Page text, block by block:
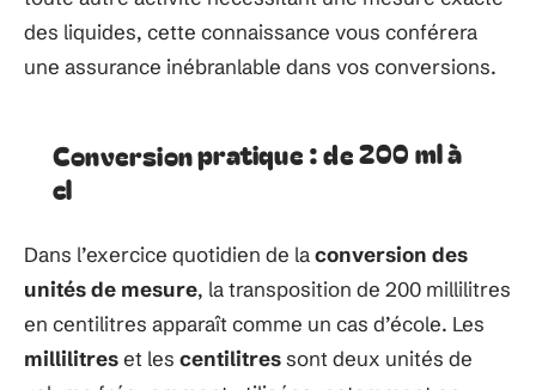
des liquides, cette connaissance vous conférera
une assurance inébranlable dans vos conversions.
Conversion pratique : de 200 ml à
cl
Dans l’exercice quotidien de laconversion des
unités de mesure, la transposition de 200 millilitres
en centilitres apparaît comme un cas d’école. Les
millilitreset les centilitressont deux unités de